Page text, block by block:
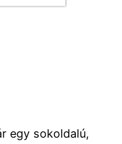
egy sokoldalú,